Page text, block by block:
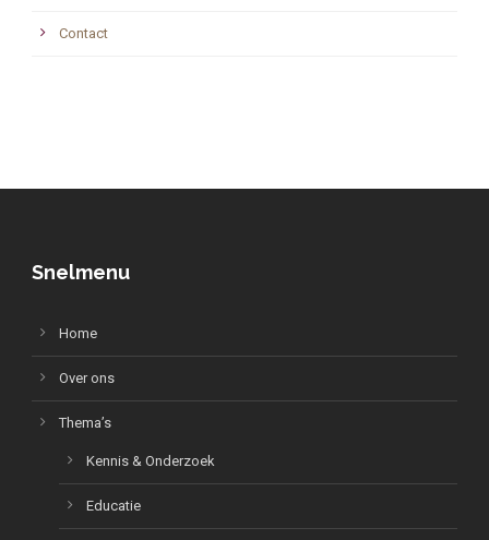
Contact
Snelmenu
Home
Over ons
Thema’s
Kennis & Onderzoek
Educatie